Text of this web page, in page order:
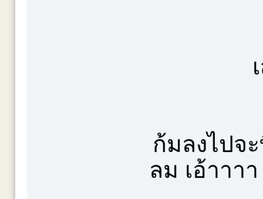
ก้มลงไปจ
ลม เอ้าาา